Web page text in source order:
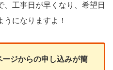
工事日が早くなり、希望日
になりますよ！
ジからの申し込みが簡